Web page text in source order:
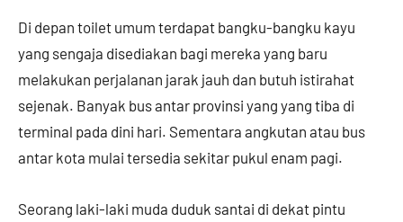
Di depan toilet umum terdapat bangku-bangku kayu
yang sengaja disediakan bagi mereka yang baru
melakukan perjalanan jarak jauh dan butuh istirahat
sejenak. Banyak bus antar provinsi yang yang tiba di
terminal pada dini hari. Sementara angkutan atau bus
antar kota mulai tersedia sekitar pukul enam pagi.
Seorang laki-laki muda duduk santai di dekat pintu